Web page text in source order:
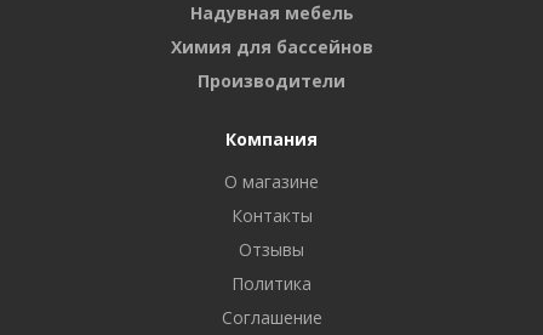
Надувная мебель
Химия для бассейнов
Производители
Компания
О магазине
Контакты
Отзывы
Политика
Соглашение